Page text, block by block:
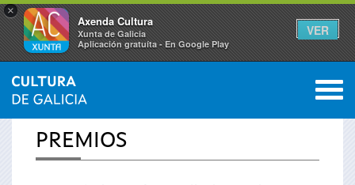
×
Axenda Cultura
Xunta de Galicia
Aplicación gratuíta - En Google Play
VER
Vostede
está
INICIO 0
PREMIOS